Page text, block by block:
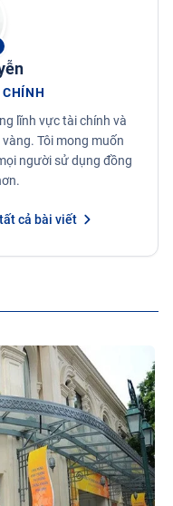
lĩnh vực tài chính và
Tôi mong muốn
người sử dụng đồng
cả bài viết